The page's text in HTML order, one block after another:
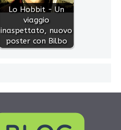
Lo Hobbit - Un
viaggio
inaspettato, nuovo
poster con Bilbo